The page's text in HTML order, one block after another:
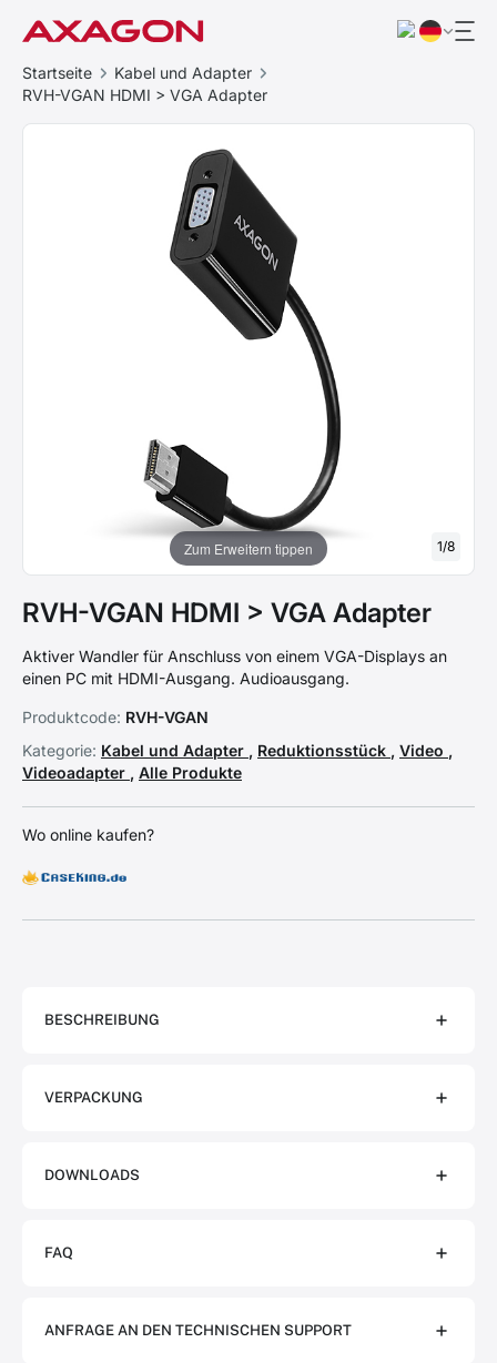
Startseite
Kabel und Adapter
RVH-VGAN HDMI > VGA Adapter
Zum Erweitern tippen 1/8
RVH-VGAN HDMI > VGA Adapter
Aktiver Wandler für Anschluss von einem VGA-Displays an
einen PC mit HDMI-Ausgang. Audioausgang.
Produktcode: RVH-VGAN
Kategorie: Kabel und Adapter , Reduktionsstück , Video ,
Videoadapter , Alle Produkte
Wo online kaufen?
BESCHREIBUNG
VERPACKUNG
DOWNLOADS
FAQ
ANFRAGE AN DEN TECHNISCHEN SUPPORT